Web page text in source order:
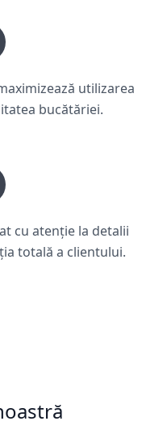
utilizarea
bucătăriei.
cu atenție la detalii
totală a clientului.